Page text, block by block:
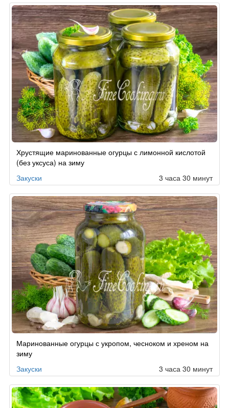
Хрустящие маринованные огурцы с лимонной кислотой
(без уксуса) на зиму
Закуски
3 часа 30 минут
Маринованные огурцы с укропом, чесноком и хреном на
зиму
Закуски
3 часа 30 минут